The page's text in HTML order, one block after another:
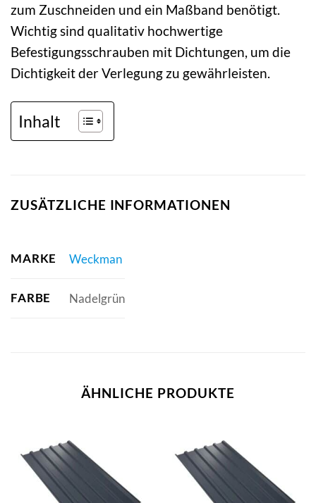
zum Zuschneiden und ein Maßband benötigt.
Wichtig sind qualitativ hochwertige
Befestigungsschrauben mit Dichtungen, um die
Dichtigkeit der Verlegung zu gewährleisten.
Inhalt
ZUSÄTZLICHE INFORMATIONEN
MARKE Weckman
FARBE Nadelgrün
ÄHNLICHE PRODUKTE